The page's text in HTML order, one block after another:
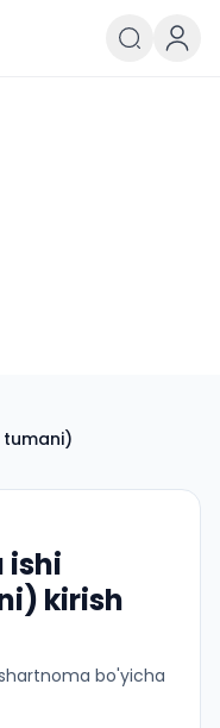
xabarlari va
ishi
kirish
bo'yicha